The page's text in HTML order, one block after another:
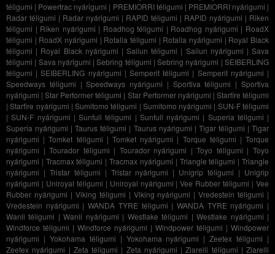
téligumi | Powertrac nyárigumi | PREMIORRI téligumi | PREMIORRI nyárigumi |
Radar téligumi | Radar nyárigumi | RAPID téligumi | RAPID nyárigumi | Riken
téligumi | Riken nyárigumi | Roadhog téligumi | Roadhog nyárigumi | RoadX
téligumi | RoadX nyárigumi | Rotalla téligumi | Rotalla nyárigumi | Royal Black
téligumi | Royal Black nyárigumi |Sailun téligumi | Sailun nyárigumi |Sava
téligumi | Sava nyárigumi |Sebring téligumi |Sebring nyárigumi |SEIBERLING
téligumi |SEIBERLING nyárigumi |Semperit téligumi | Semperit nyárigumi |
Speedways téligumi |Speedways nyárigumi | Sportiva téligumi |Sportiva
nyárigumi |Star Performer téligumi | Star Performer nyárigumi | Starfire téligumi
|Starfire nyárigumi |Sumitomo téligumi | Sumitomo nyárigumi | SUN-F téligumi
|SUN-F nyárigumi | Sunfull téligumi | Sunfull nyárigumi | Superia téligumi |
Superia nyárigumi |Taurus téligumi | Taurus nyárigumi | Tigar téligumi |Tigar
nyárigumi |Tomket téligumi | Tomket nyárigumi | Torque téligumi |Torque
nyárigumi |Tourador téligumi | Tourador nyárigumi |Toyo téligumi |Toyo
nyárigumi | Tracmax téligumi |Tracmax nyárigumi | Triangle téligumi |Triangle
nyárigumi | Tristar téligumi | Tristar nyárigumi | Unigrip téligumi | Unigrip
nyárigumi | Uniroyal téligumi | Uniroyal nyárigumi |Vee Rubber téligumi |Vee
Rubber nyárigumi | Viking téligumi | Viking nyárigumi |Vredestein téligumi |
Vredestein nyárigumi |WANDA TYRE téligumi | WANDA TYRE nyárigumi |
Wanli téligumi |Wanli nyárigumi | Westlake téligumi |Westlake nyárigumi |
Windforce téligumi | Windforce nyárigumi | Windpower téligumi | Windpower
nyárigumi | Yokohama téligumi | Yokohama nyárigumi |Zeetex téligumi |
Zeetex nyárigumi | Zeta téligumi | Zeta nyárigumi |Ziarelli téligumi | Ziarelli